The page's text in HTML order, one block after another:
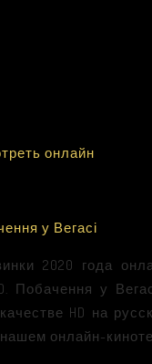
онлайн
у Вегасі
2020 года
Побачення у
HD на
онлайн-